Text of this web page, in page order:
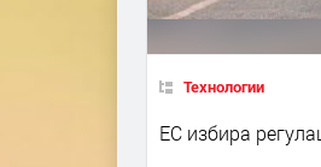
Технологии
ЕС избира